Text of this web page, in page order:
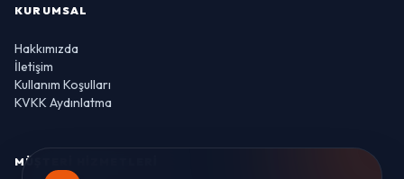
KURUMSAL
Hakkımızda
İletişim
Kullanım Koşulları
KVKK Aydınlatma
MÜŞTERI HIZMETLERI